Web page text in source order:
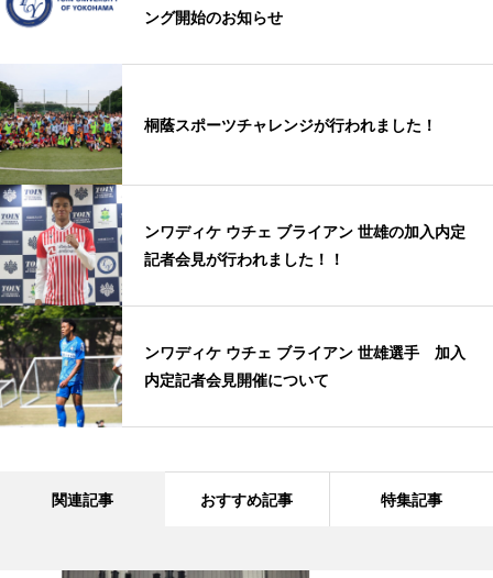
ング開始のお知らせ
桐蔭スポーツチャレンジが行われました！
ンワディケ ウチェ ブライアン 世雄の加入内定
記者会見が行われました！！
ンワディケ ウチェ ブライアン 世雄選手 加入
内定記者会見開催について
関連記事 おすすめ記事 特集記事